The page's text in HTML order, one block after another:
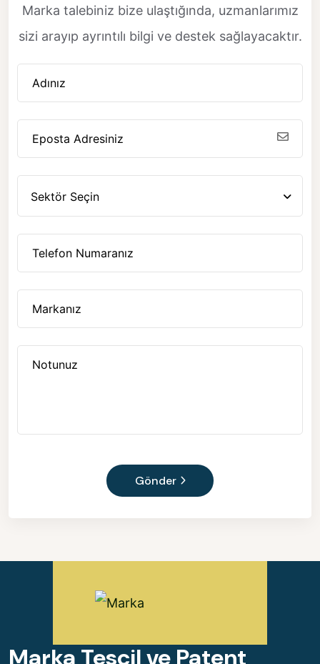
Marka talebiniz bize ulaştığında, uzmanlarımız
sizi arayıp ayrıntılı bilgi ve destek sağlayacaktır.
Sektör Seçin
Gönder
Marka Tescil ve Patent